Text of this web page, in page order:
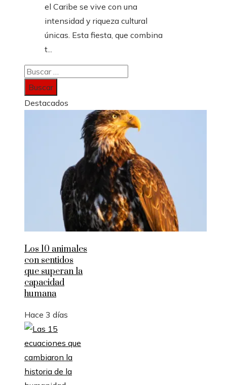
el Caribe se vive con una
intensidad y riqueza cultural
únicas. Esta fiesta, que combina
t...
Buscar:
Destacados
Los 10 animales
con sentidos
que superan la
capacidad
humana
Hace 3 días